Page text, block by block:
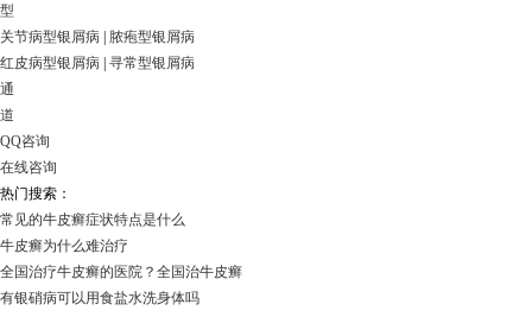
型
关节病型银屑病
脓疱型银屑病
红皮病型银屑病 寻常型银屑病
通
道
QQ咨询
在线咨询
热门搜索：
常见的牛皮癣症状特点是什么
牛皮癣为什么难治疗
全国治疗牛皮癣的医院？全国治牛皮癣
有银硝病可以用食盐水洗身体吗